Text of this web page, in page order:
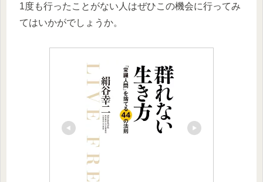
1度も行ったことがない人はぜひこの機会に行ってみ
てはいかがでしょうか。